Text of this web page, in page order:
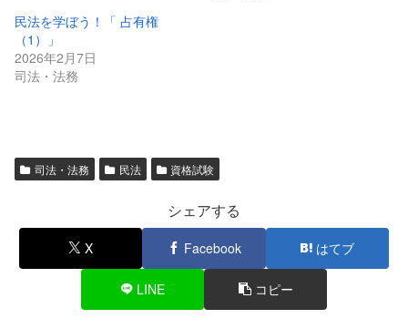
民法を学ぼう！「 占有権
（1）」
2026年2月7日
司法・法務
司法・法務 民法 資格試験
シェアする
X Facebook はてブ
LINE コピー